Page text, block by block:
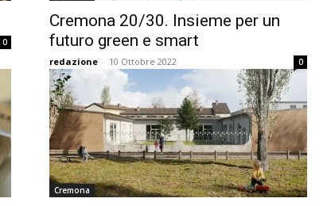
0
Cremona 20/30. Insieme per un
futuro green e smart
redazione - 10 Ottobre 2022 0
Cremona